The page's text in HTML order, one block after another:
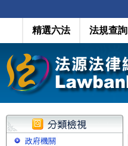
精選六法 法規查詢
政府機關